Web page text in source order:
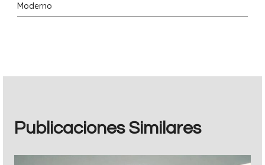
entradas
Moderno
Publicaciones Similares